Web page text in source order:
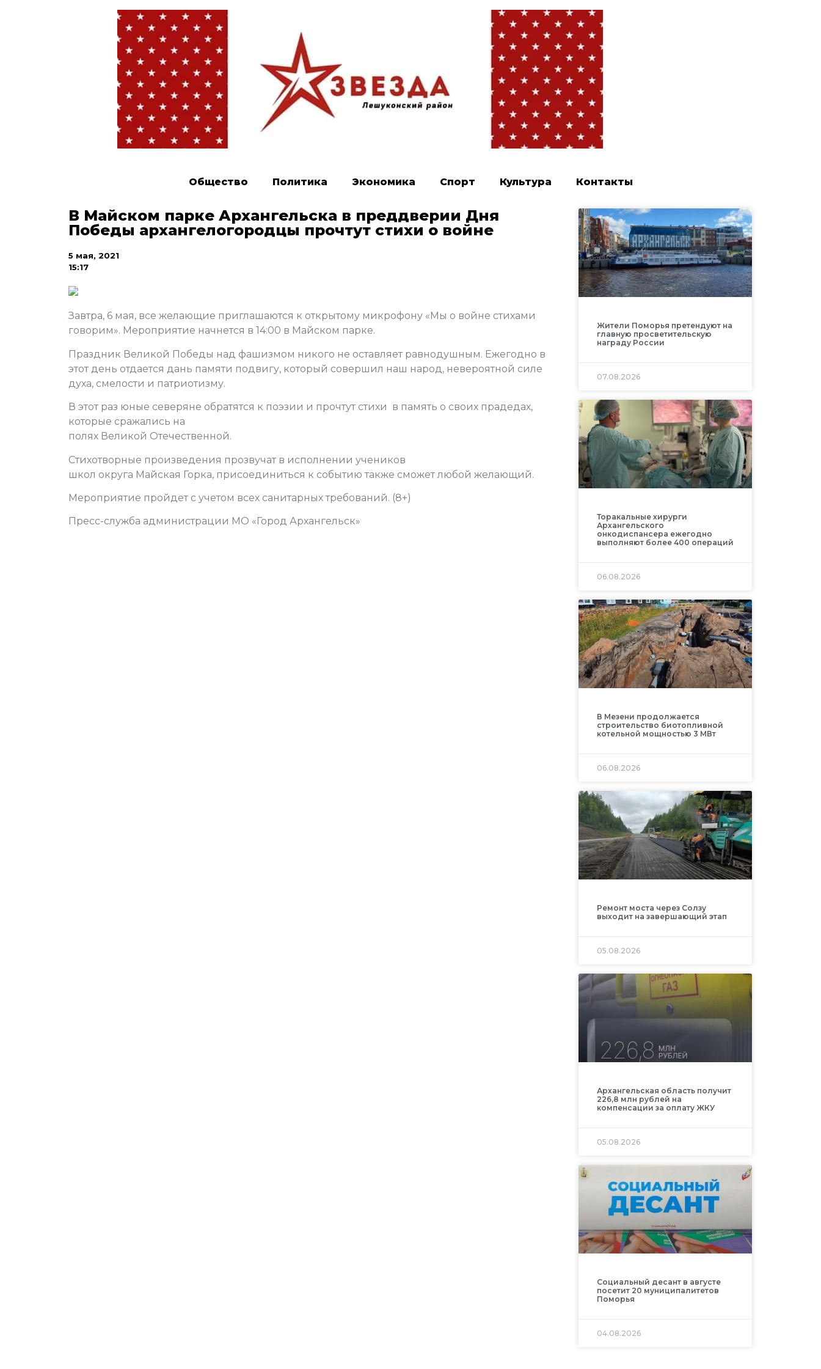
Общество Политика Экономика Спорт Культура Контакты
В Майском парке Архангельска в преддверии Дня
Победы архангелогородцы прочтут стихи о войне
5 мая, 2021
15:17
Завтра, 6 мая, все желающие приглашаются к открытому микрофону «Мы о войне стихами
говорим». Мероприятие начнется в 14:00 в Майском парке.
Праздник Великой Победы над фашизмом никого не оставляет равнодушным. Ежегодно в
этот день отдается дань памяти подвигу, который совершил наш народ, невероятной силе
духа, смелости и патриотизму.
В этот раз юные северяне обратятся к поэзии и прочтут стихи в память о своих прадедах,
которые сражались на
полях Великой Отечественной.
Стихотворные произведения прозвучат в исполнении учеников
школ округа Майская Горка, присоединиться к событию также сможет любой желающий.
Мероприятие пройдет с учетом всех санитарных требований. (8+)
Пресс-служба администрации МО «Город Архангельск»
Жители Поморья претендуют на
главную просветительскую
награду России
07.08.2026
Торакальные хирурги
Архангельского
онкодиспансера ежегодно
выполняют более 400 операций
06.08.2026
В Мезени продолжается
строительство биотопливной
котельной мощностью 3 МВт
06.08.2026
Ремонт моста через Солзу
выходит на завершающий этап
05.08.2026
Архангельская область получит
226,8 млн рублей на
компенсации за оплату ЖКУ
05.08.2026
Социальный десант в августе
посетит 20 муниципалитетов
Поморья
04.08.2026